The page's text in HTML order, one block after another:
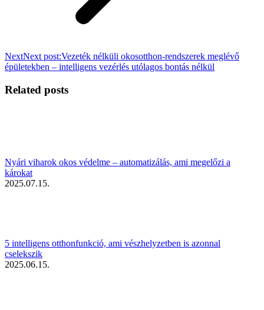
NextNext post:Vezeték nélküli okosotthon-rendszerek meglévő
épületekben – intelligens vezérlés utólagos bontás nélkül
Related posts
Nyári viharok okos védelme – automatizálás, ami megelőzi a
károkat
2025.07.15.
5 intelligens otthonfunkció, ami vészhelyzetben is azonnal
cselekszik
2025.06.15.